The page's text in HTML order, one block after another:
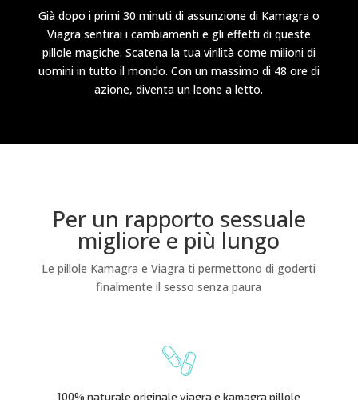
Già dopo i primi 30 minuti di assunzione di Kamagra o
Viagra sentirai i cambiamenti e gli effetti di queste
pillole magiche. Scatena la tua virilità come milioni di
uomini in tutto il mondo. Con un massimo di 48 ore di
azione, diventa un leone a letto.
Per un rapporto sessuale
migliore e più lungo
Le pillole Kamagra e Viagra ti permettono di goderti
finalmente il sesso senza paura
100% naturale originale viagra e kamagra pillole